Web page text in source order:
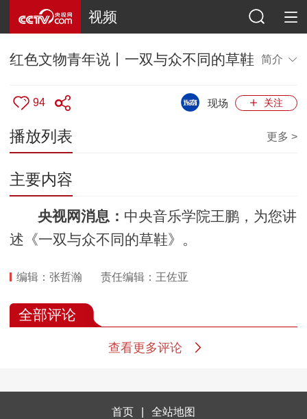
视频
红色文物青年说丨一双与众不同的草鞋 简介
94 关注
现场
播放列表 更多 >
主要内容
央视网消息： 中央音乐学院王鹏，为您讲
述《一双与众不同的草鞋》。
编辑：张哲瀚 责任编辑：王佐亚
全部评论
查看更多评论
首页 全站地图